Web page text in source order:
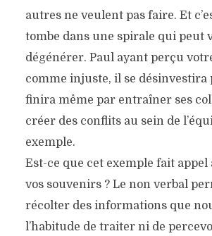
autres ne veulent pas faire. Et
tombe dans une spirale qui peut
dégénérer. Paul ayant perçu
comme injuste, il se désinvestira
finira même par entraîner ses
créer des conflits au sein de
exemple.
Est-ce que cet exemple fait appel
vos souvenirs ? Le non verbal
récolter des informations que
l’habitude de traiter ni de